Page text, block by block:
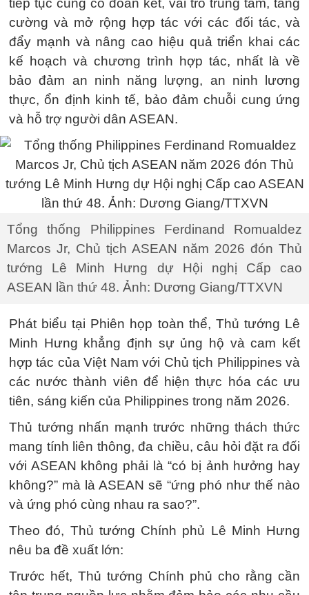
tiếp tục củng cố đoàn kết, vai trò trung tâm, tăng
cường và mở rộng hợp tác với các đối tác, và
đẩy mạnh và nâng cao hiệu quả triển khai các
kế hoạch và chương trình hợp tác, nhất là về
bảo đảm an ninh năng lượng, an ninh lương
thực, ổn định kinh tế, bảo đảm chuỗi cung ứng
và hỗ trợ người dân ASEAN.
Tổng thống Philippines Ferdinand Romualdez
Marcos Jr, Chủ tịch ASEAN năm 2026 đón Thủ
tướng Lê Minh Hưng dự Hội nghị Cấp cao
ASEAN lần thứ 48. Ảnh: Dương Giang/TTXVN
Phát biểu tại Phiên họp toàn thể, Thủ tướng Lê
Minh Hưng khẳng định sự ủng hộ và cam kết
hợp tác của Việt Nam với Chủ tịch Philippines và
các nước thành viên để hiện thực hóa các ưu
tiên, sáng kiến của Philippines trong năm 2026.
Thủ tướng nhấn mạnh trước những thách thức
mang tính liên thông, đa chiều, câu hỏi đặt ra đối
với ASEAN không phải là “có bị ảnh hưởng hay
không?” mà là ASEAN sẽ “ứng phó như thế nào
và ứng phó cùng nhau ra sao?”.
Theo đó, Thủ tướng Chính phủ Lê Minh Hưng
nêu ba đề xuất lớn:
Trước hết, Thủ tướng Chính phủ cho rằng cần